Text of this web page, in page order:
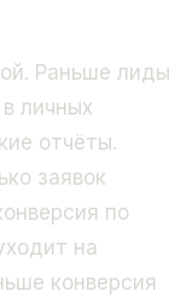
Раньше лиды
личных
отчёты.
заявок
по
на
конверсия